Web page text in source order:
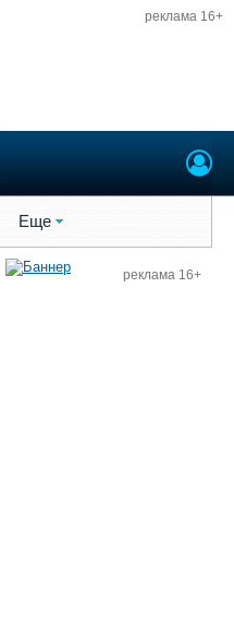
реклама 16+
Еще
реклама 16+